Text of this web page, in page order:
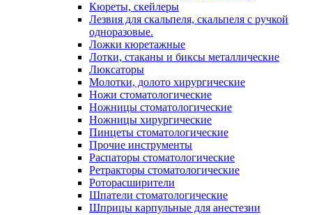
Кюреты, скейлеры
Лезвия для скальпеля, скальпеля с ручкой
одноразовые.
Ложки кюретажные
Лотки, стаканы и биксы металлические
Люксаторы
Молотки, долото хирургические
Ножи стоматологические
Ножницы стоматологические
Ножницы хирургические
Пинцеты стоматологические
Прочие инструменты
Распаторы стоматологические
Ретракторы стоматологические
Роторасширители
Шпатели стоматологические
Шприцы карпульные для анестезии